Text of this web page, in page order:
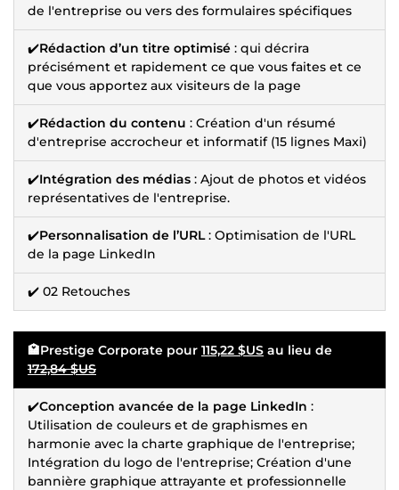
de l'entreprise ou vers des formulaires spécifiques
✔️Rédaction d’un titre optimisé : qui décrira
précisément et rapidement ce que vous faites et ce
que vous apportez aux visiteurs de la page
✔️Rédaction du contenu : Création d'un résumé
d'entreprise accrocheur et informatif (15 lignes Maxi)
✔️Intégration des médias : Ajout de photos et vidéos
représentatives de l'entreprise.
✔️Personnalisation de l’URL: Optimisation de l'URL
de la page LinkedIn
✔️ 02 Retouches
🏩Prestige Corporate pour 115,22 $US au lieu de
172,84 $US
✔️Conception avancée de la page LinkedIn :
Utilisation de couleurs et de graphismes en
harmonie avec la charte graphique de l'entreprise;
Intégration du logo de l'entreprise; Création d'une
bannière graphique attrayante et professionnelle